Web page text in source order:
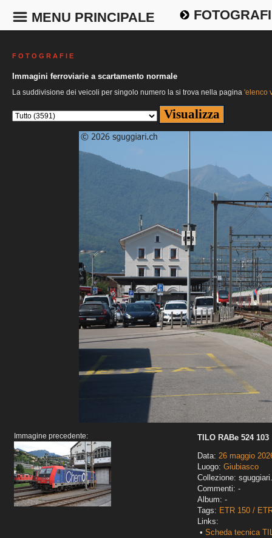
MENU PRINCIPALE
F O T O G R A F I E
Immagini ferroviarie a scartamento normale
La suddivisione dei veicoli per singolo numero la si trova nella pagina 'elenco
Immagine precedente:
TILO RABe 524 103
Data: 26 maggio
Luogo: Giubiasco
Collezione:
Commenti: -
Album: -
Tags: ETR 150 /
Links:
• Scheda tecnica